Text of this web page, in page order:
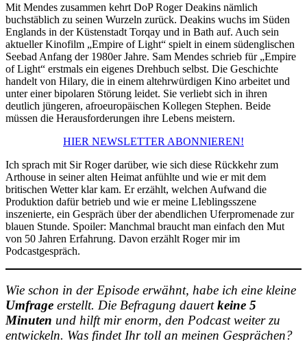
Mit Mendes zusammen kehrt DoP Roger Deakins nämlich
buchstäblich zu seinen Wurzeln zurück. Deakins wuchs im Süden
Englands in der Küstenstadt Torqay und in Bath auf. Auch sein
aktueller Kinofilm „Empire of Light“ spielt in einem südenglischen
Seebad Anfang der 1980er Jahre. Sam Mendes schrieb für „Empire
of Light“ erstmals ein eigenes Drehbuch selbst. Die Geschichte
handelt von Hilary, die in einem altehrwürdigen Kino arbeitet und
unter einer bipolaren Störung leidet. Sie verliebt sich in ihren
deutlich jüngeren, afroeuropäischen Kollegen Stephen. Beide
müssen die Herausforderungen ihre Lebens meistern.
HIER NEWSLETTER ABONNIEREN!
Ich sprach mit Sir Roger darüber, wie sich diese Rückkehr zum
Arthouse in seiner alten Heimat anfühlte und wie er mit dem
britischen Wetter klar kam. Er erzählt, welchen Aufwand die
Produktion dafür betrieb und wie er meine LIeblingsszene
inszenierte, ein Gespräch über der abendlichen Uferpromenade zur
blauen Stunde. Spoiler: Manchmal braucht man einfach den Mut
von 50 Jahren Erfahrung. Davon erzählt Roger mir im
Podcastgespräch.
Wie schon in der Episode erwähnt, habe ich eine kleine
Umfrage erstellt. Die Befragung dauertkeine 5
Minuten und hilft mir enorm, den Podcast weiter zu
entwickeln. Was findet Ihr toll an meinen Gesprächen?